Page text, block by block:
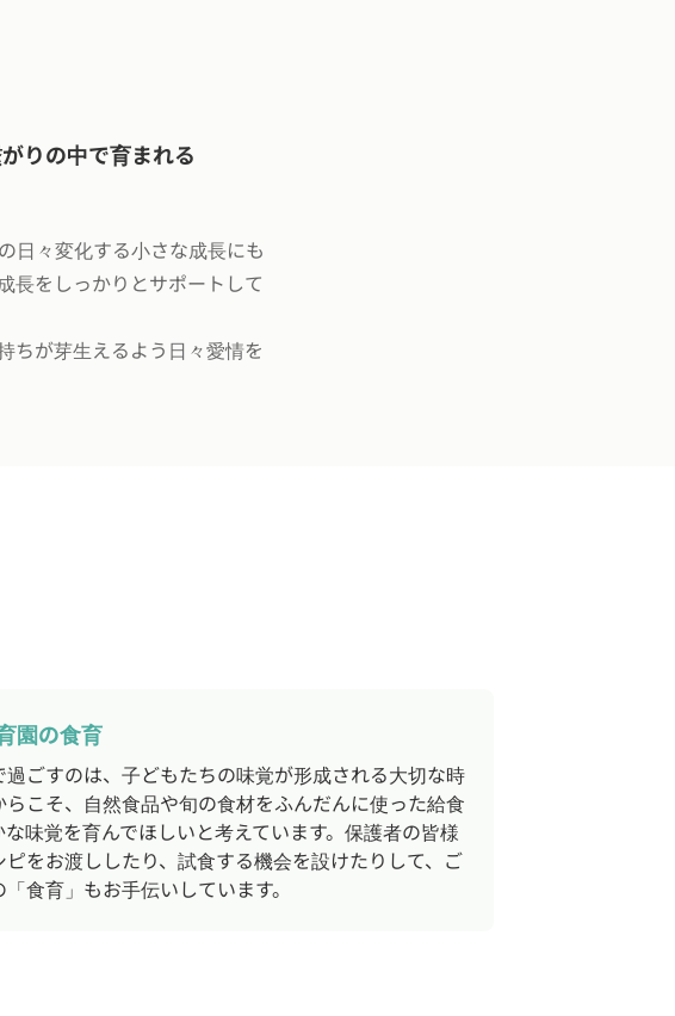
りの中で育まれる
日々変化する小さな成長にも
長をしっかりとサポートして
ちが芽生えるよう日々愛情を
園の食育
過ごすのは、子どもたちの味覚が形成される大切な時
らこそ、自然食品や旬の食材をふんだんに使った給食
な味覚を育んでほしいと考えています。保護者の皆様
ピをお渡ししたり、試食する機会を設けたりして、ご
食育」もお手伝いしています。